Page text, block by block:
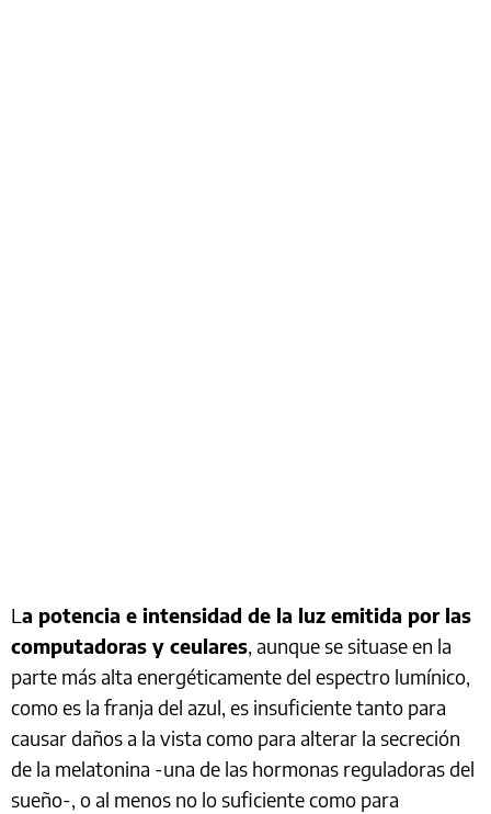
La potencia e intensidad de la luz emitida por las
computadoras y ceulares, aunque se situase en la
parte más alta energéticamente del espectro lumínico,
como es la franja del azul, es insuficiente tanto para
causar daños a la vista como para alterar la secreción
de la melatonina -una de las hormonas reguladoras del
sueño-, o al menos no lo suficiente como para